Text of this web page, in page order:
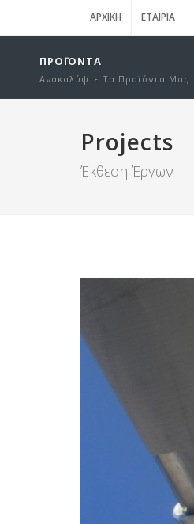
ΑΡΧΙΚΉ ΕΤΑΙΡΊΑ
ΠΡΟΪΌΝΤΑ
Ανακαλύψτε Τα Προϊόντα Μας
Projects
Έκθεση Έργων